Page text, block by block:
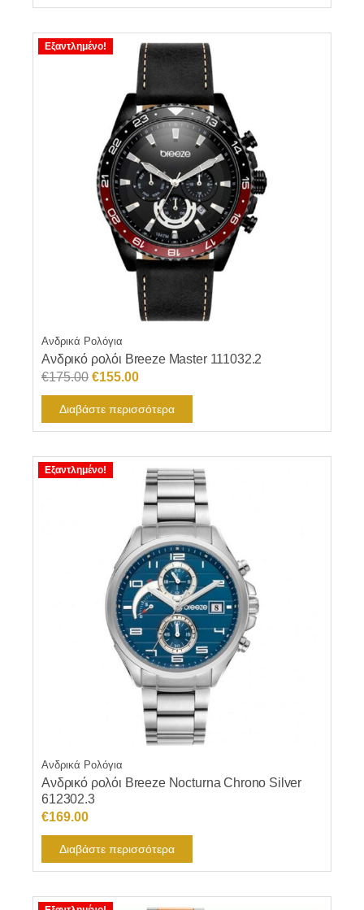
€165.00.είναι:
€140.00.
Εξαντλημένο!
Ανδρικά Ρολόγια
Ανδρικό ρολόι Breeze Master 111032.2
€175.00 Original
price
was:
€175.00.
€155.00Η
τρέχουσα
τιμή
είναι:
€155.00.
Διαβάστε περισσότερα
Εξαντλημένο!
Ανδρικά Ρολόγια
Ανδρικό ρολόι Breeze Nocturna Chrono Silver
612302.3
€169.00
Διαβάστε περισσότερα